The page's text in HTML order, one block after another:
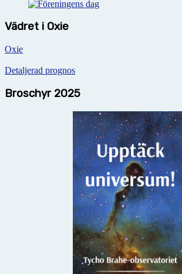
Vädret i Oxie
Oxie
Detaljerad prognos
Broschyr 2025